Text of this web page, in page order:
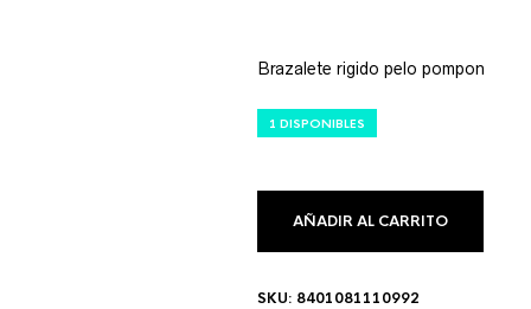
Brazalete rigido pelo pompon
1 DISPONIBLES
AÑADIR AL CARRITO
SKU: 8401081110992